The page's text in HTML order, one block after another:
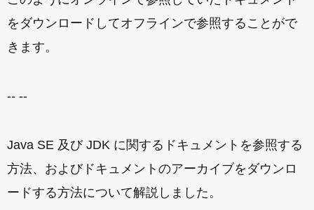
をダウンロードしてオフラインで参照することがで
きます。
-- --
Java SE 及び JDK に関するドキュメントを参照する
方法、およびドキュメントのアーカイブをダウンロ
ードする方法について解説しました。